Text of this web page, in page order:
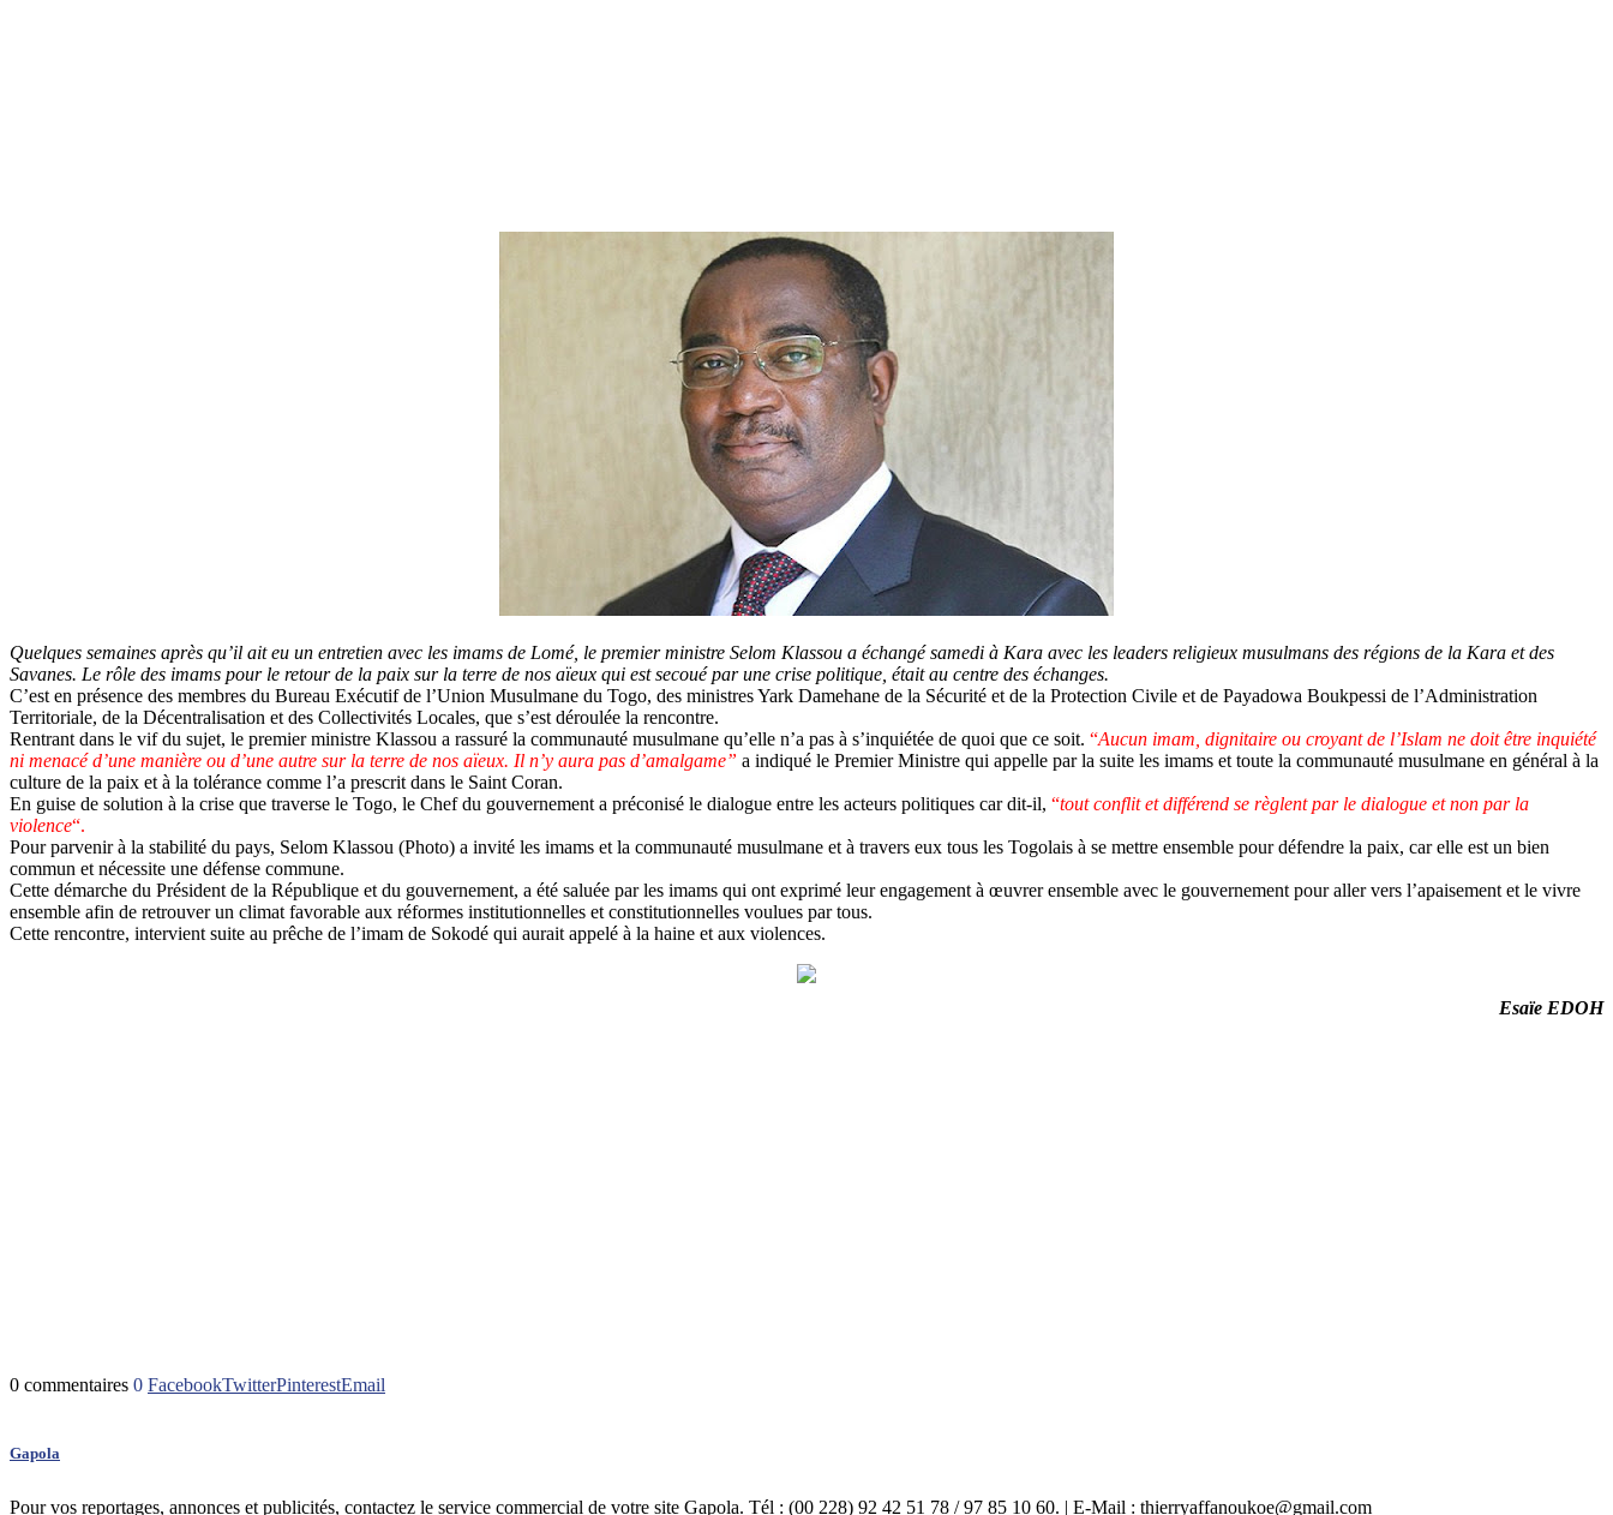
Quelques semaines après qu’il ait eu un entretien avec les imams de Lomé, le premier ministre Selom Klassou a échangé samedi à Kara avec les leaders religieux musulmans des régions de la Kara et des
Savanes. Le rôle des imams pour le retour de la paix sur la terre de nos aïeux qui est secoué par une crise politique, était au centre des échanges.
C’est en présence des membres du Bureau Exécutif de l’Union Musulmane du Togo, des ministres Yark Damehane de la Sécurité et de la Protection Civile et de Payadowa Boukpessi de l’Administration
Territoriale, de la Décentralisation et des Collectivités Locales, que s’est déroulée la rencontre.
Rentrant dans le vif du sujet, le premier ministre Klassou a rassuré la communauté musulmane qu’elle n’a pas à s’inquiétée de quoi que ce soit. “Aucun imam, dignitaire ou croyant de l’Islam ne doit être inquiété
ni menacé d’une manière ou d’une autre sur la terre de nos aïeux. Il n’y aura pas d’amalgame” a indiqué le Premier Ministre qui appelle par la suite les imams et toute la communauté musulmane en général à la
culture de la paix et à la tolérance comme l’a prescrit dans le Saint Coran.
En guise de solution à la crise que traverse le Togo, le Chef du gouvernement a préconisé le dialogue entre les acteurs politiques car dit-il, “tout conflit et différend se règlent par le dialogue et non par la
violence“.
Pour parvenir à la stabilité du pays, Selom Klassou (Photo) a invité les imams et la communauté musulmane et à travers eux tous les Togolais à se mettre ensemble pour défendre la paix, car elle est un bien
commun et nécessite une défense commune.
Cette démarche du Président de la République et du gouvernement, a été saluée par les imams qui ont exprimé leur engagement à œuvrer ensemble avec le gouvernement pour aller vers l’apaisement et le vivre
ensemble afin de retrouver un climat favorable aux réformes institutionnelles et constitutionnelles voulues par tous.
Cette rencontre, intervient suite au prêche de l’imam de Sokodé qui aurait appelé à la haine et aux violences.
Esaïe EDOH
0 commentaires 0 FacebookTwitterPinterestEmail
Gapola
Pour vos reportages, annonces et publicités, contactez le service commercial de votre site Gapola. Tél : (00 228) 92 42 51 78 / 97 85 10 60. | E-Mail : thierryaffanoukoe@gmail.com